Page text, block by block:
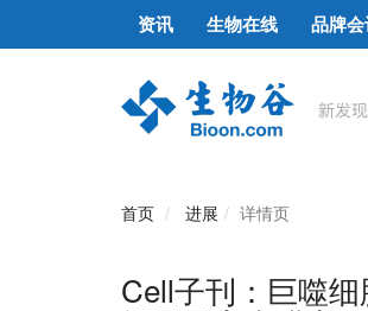
资讯 生物在线 品牌
首页 进展 详情页
Cell子刊：巨噬